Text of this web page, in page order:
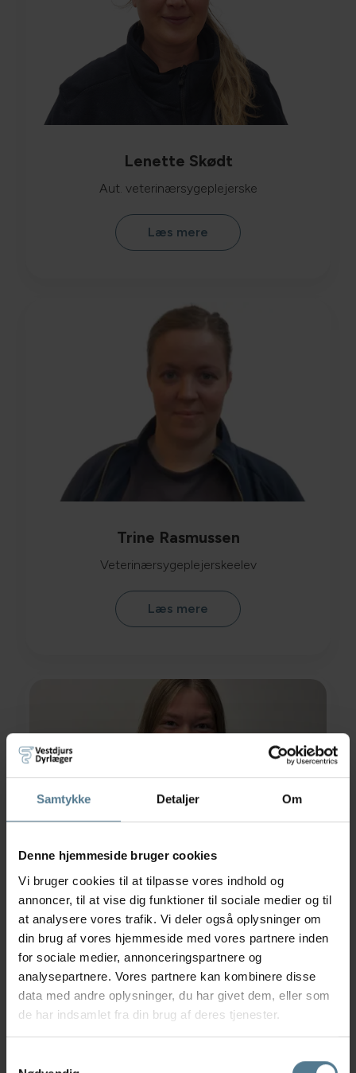
Samtykke Detaljer Om
Denne hjemmeside bruger cookies
Vi bruger cookies til at tilpasse vores indhold og
annoncer, til at vise dig funktioner til sociale medier og til
at analysere vores trafik. Vi deler også oplysninger om
din brug af vores hjemmeside med vores partnere inden
for sociale medier, annonceringspartnere og
analysepartnere. Vores partnere kan kombinere disse
data med andre oplysninger, du har givet dem, eller som
de har indsamlet fra din brug af deres tjenester.
Lenette Skødt
Aut. veterinærsygeplejerske
Læs mere
Trine Rasmussen
Veterinærsygeplejerskeelev
Læs mere
Katharina Kull
Veterinærsygeplejerskeelev
Læs mere